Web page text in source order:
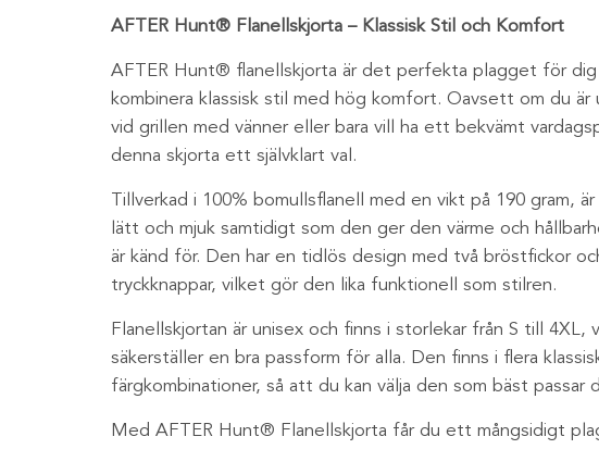
AFTER Hunt® Flanellskjorta – Klassisk Stil och Komfort
AFTER Hunt® flanellskjorta är det perfekta plagget för dig
kombinera klassisk stil med hög komfort. Oavsett om du är
vid grillen med vänner eller bara vill ha ett bekvämt
denna skjorta ett självklart val.
Tillverkad i 100% bomullsflanell med en vikt på 190 gram,
lätt och mjuk samtidigt som den ger den värme och
är känd för. Den har en tidlös design med två bröstfickor
tryckknappar, vilket gör den lika funktionell som stilren.
Flanellskjortan är unisex och finns i storlekar från S till 4XL,
säkerställer en bra passform för alla. Den finns i flera
färgkombinationer, så att du kan välja den som bäst passar
Med AFTER Hunt® Flanellskjorta får du ett mångsidigt